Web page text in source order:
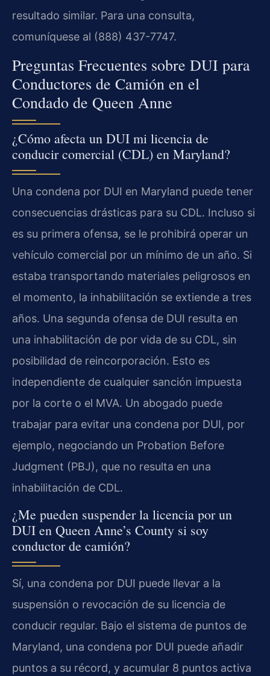
resultado similar. Para una consulta,
comuníquese al (888) 437-7747.
Preguntas Frecuentes sobre DUI para
Conductores de Camión en el
Condado de Queen Anne
¿Cómo afecta un DUI mi licencia de
conducir comercial (CDL) en Maryland?
Una condena por DUI en Maryland puede tener
consecuencias drásticas para su CDL. Incluso si
es su primera ofensa, se le prohibirá operar un
vehículo comercial por un mínimo de un año. Si
estaba transportando materiales peligrosos en
el momento, la inhabilitación se extiende a tres
años. Una segunda ofensa de DUI resulta en
una inhabilitación de por vida de su CDL, sin
posibilidad de reincorporación. Esto es
independiente de cualquier sanción impuesta
por la corte o el MVA. Un abogado puede
trabajar para evitar una condena por DUI, por
ejemplo, negociando un Probation Before
Judgment (PBJ), que no resulta en una
inhabilitación de CDL.
¿Me pueden suspender la licencia por un
DUI en Queen Anne’s County si soy
conductor de camión?
Sí, una condena por DUI puede llevar a la
suspensión o revocación de su licencia de
conducir regular. Bajo el sistema de puntos de
Maryland, una condena por DUI puede añadir
puntos a su récord, y acumular 8 puntos activa